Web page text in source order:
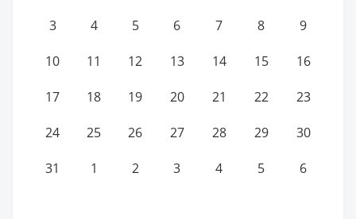
3 4 5 6 7 8 9
10 11 12 13 14 15 16
17 18 19 20 21 22 23
24 25 26 27 28 29 30
31 1 2 3 4 5 6